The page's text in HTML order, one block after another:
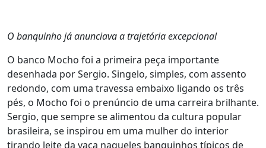
O banquinho já anunciava a trajetória excepcional
O banco Mocho foi a primeira peça importante
desenhada por Sergio. Singelo, simples, com assento
redondo, com uma travessa embaixo ligando os três
pés, o Mocho foi o prenúncio de uma carreira brilhante.
Sergio, que sempre se alimentou da cultura popular
brasileira, se inspirou em uma mulher do interior
tirando leite da vaca naqueles banquinhos típicos de